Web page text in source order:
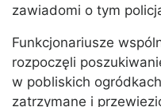
zawiadomi o tym
Funkcjonariusze
rozpoczęli
w pobliskich
zatrzymane i